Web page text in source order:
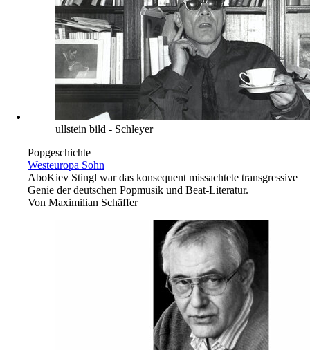
ullstein bild - Schleyer
Popgeschichte
Westeuropa Sohn
AboKiev Stingl war das konsequent missachtete transgressive
Genie der deutschen Popmusik und Beat-Literatur.
Von Maximilian Schäffer